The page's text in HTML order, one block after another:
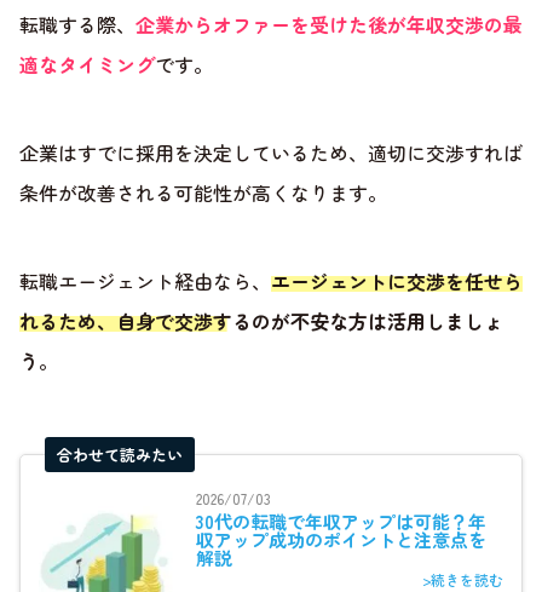
転職する際、 企業からオファーを受けた後が年収交渉の最
適なタイミングです。
企業はすでに採用を決定しているため、適切に交渉すれば
条件が改善される可能性が高くなります。
転職エージェント経由なら、 エージェントに交渉を任せら
れるため、自身で交渉するのが不安な方は活用しましょ
う 。
合わせて読みたい
2026/07/03
30代の転職で年収アップは可能？年
収アップ成功のポイントと注意点を
解説
>続きを読む